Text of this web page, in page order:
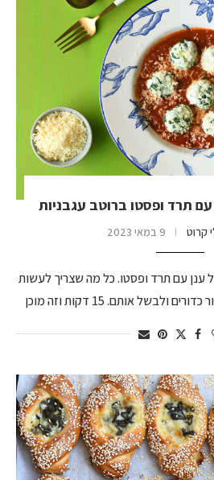
עם תרד ופסטו ברוטב עגבניות
קרוט 9 במאי 2023
ענן עם תרד ופסטו. כל מה שצריך לעשות
אותם. 15 דקות וזה מוכן